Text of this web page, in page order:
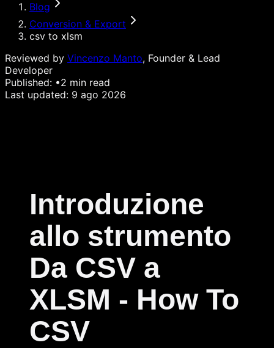
Blog
Conversion & Export
csv to xlsm
Reviewed by Vincenzo Manto, Founder & Lead
Developer
Published: •2 min read
Last updated: 9 ago 2026
Introduzione
allo strumento
Da CSV a
XLSM - How To
CSV